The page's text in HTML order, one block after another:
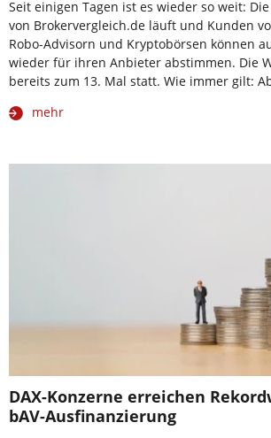
Seit einigen Tagen ist es wieder so weit:
von Brokervergleich.de läuft und Kunden
Robo-Advisorn und Kryptobörsen können
wieder für ihren Anbieter abstimmen. Die
bereits zum 13. Mal statt. Wie immer gilt:
mehr
DAX-Konzerne erreichen
bAV-Ausfinanzierung